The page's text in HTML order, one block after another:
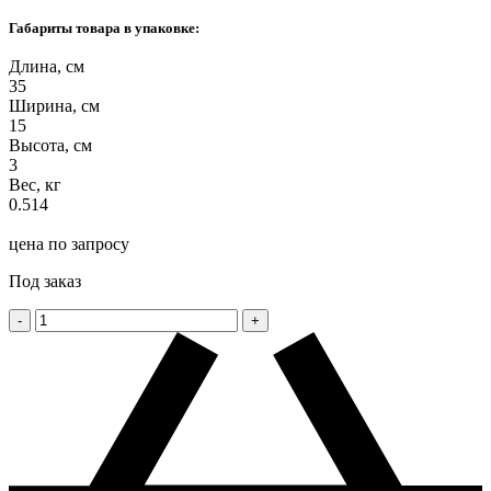
Габариты товара в упаковке:
Длина, см
35
Ширина, см
15
Высота, см
3
Вес, кг
0.514
цена по запросу
Под заказ